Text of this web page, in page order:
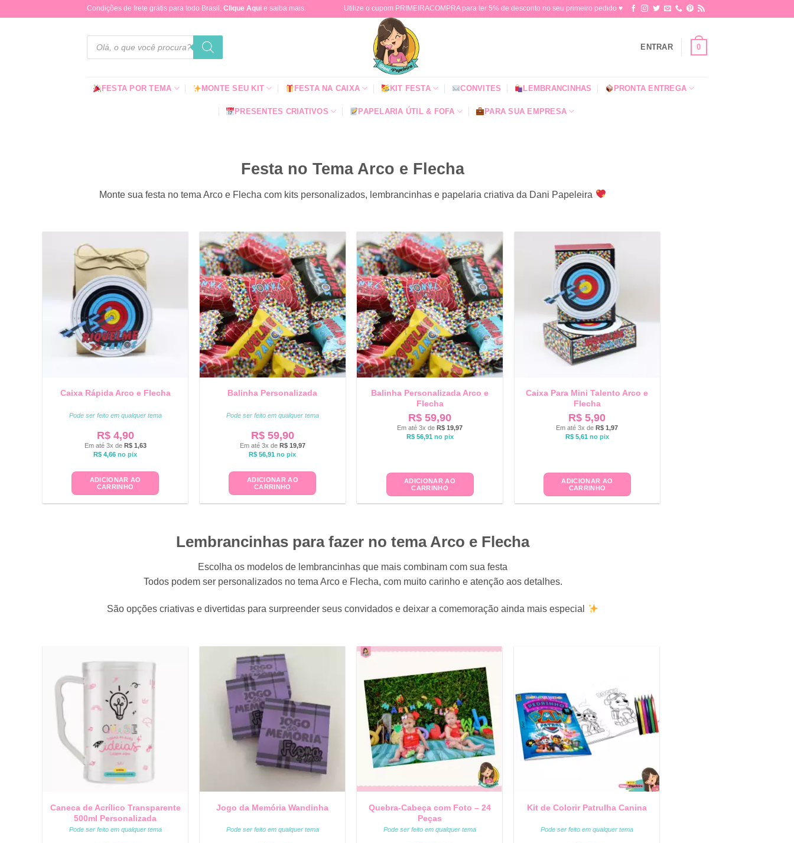
Condições de frete grátis para todo Brasil, Clique Aqui e saiba mais. Utilize o cupom PRIMEIRACOMPRA para ter 5% de desconto no seu primeiro pedido ♥​
Pesquisar
produtos
ENTRAR 0
FESTA POR TEMA MONTE SEU KIT FESTA NA CAIXA KIT FESTA CONVITES LEMBRANCINHAS PRONTA ENTREGA
PRESENTES CRIATIVOS PAPELARIA ÚTIL & FOFA PARA SUA EMPRESA
Festa no Tema Arco e Flecha
Monte sua festa no tema Arco e Flecha com kits personalizados, lembrancinhas e papelaria criativa da Dani Papeleira
Caixa Rápida Arco e Flecha
Pode ser feito em qualquer tema
R$4,90
Em até 3x de R$1,63
R$ 4,66 no pix
ADICIONAR AO
CARRINHO
Balinha Personalizada
Pode ser feito em qualquer tema
R$59,90
Em até 3x de R$19,97
R$ 56,91 no pix
ADICIONAR AO
CARRINHO
Balinha Personalizada Arco e
Flecha
R$ 59,90
Em até 3x deR$ 19,97
R$56,91 no pix
ADICIONAR AO
CARRINHO
Caixa Para Mini Talento Arco e
Flecha
R$ 5,90
Em até 3x deR$ 1,97
R$5,61 no pix
ADICIONAR AO
CARRINHO
Lembrancinhas para fazer no tema Arco e Flecha
Escolha os modelos de lembrancinhas que mais combinam com sua festa
Todos podem ser personalizados no tema Arco e Flecha, com muito carinho e atenção aos detalhes.
São opções criativas e divertidas para surpreender seus convidados e deixar a comemoração ainda mais especial
Caneca de Acrílico Transparente
500ml Personalizada
Pode ser feito em qualquer tema
Jogo da Memória Wandinha
Pode ser feito em qualquer tema
Quebra-Cabeça com Foto – 24
Peças
Pode ser feito em qualquer tema
Kit de Colorir Patrulha Canina
Pode ser feito em qualquer tema